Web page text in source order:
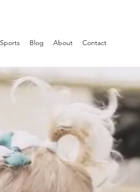
Sports Blog About Contact